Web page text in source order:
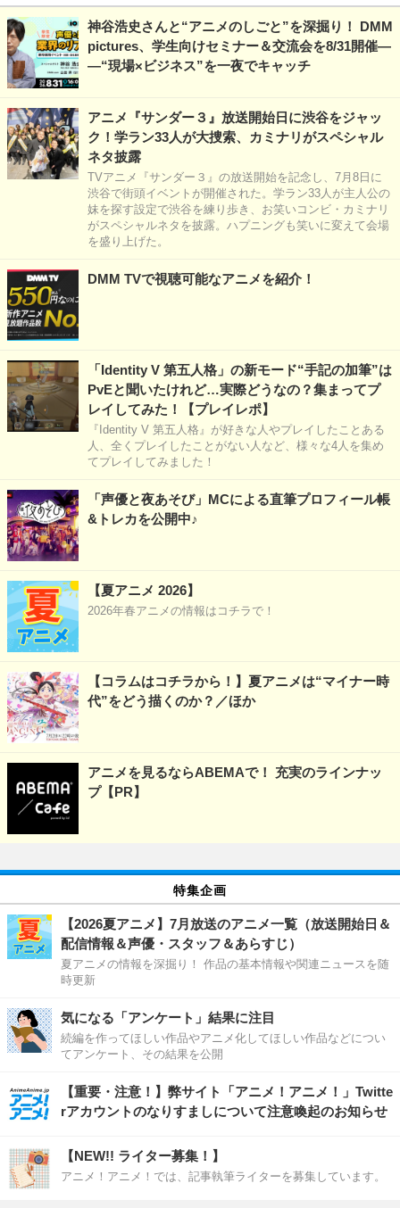
神谷浩史さんと“アニメのしごと”を深掘り！ DMM
pictures、学生向けセミナー＆交流会を8/31開催―
―“現場×ビジネス”を一夜でキャッチ
アニメ『サンダー３』放送開始日に渋谷をジャッ
ク！学ラン33人が大捜索、カミナリがスペシャル
ネタ披露
TVアニメ『サンダー３』の放送開始を記念し、7月8日に
渋谷で街頭イベントが開催された。学ラン33人が主人公の
妹を探す設定で渋谷を練り歩き、お笑いコンビ・カミナリ
がスペシャルネタを披露。ハプニングも笑いに変えて会場
を盛り上げた。
DMM TVで視聴可能なアニメを紹介！
「Identity V 第五人格」の新モード“手記の加筆”は
PvEと聞いたけれど…実際どうなの？集まってプ
レイしてみた！【プレイレポ】
『Identity V 第五人格』が好きな人やプレイしたことある
人、全くプレイしたことがない人など、様々な4人を集め
てプレイしてみました！
「声優と夜あそび」MCによる直筆プロフィール帳
&トレカを公開中♪
【夏アニメ 2026】
2026年春アニメの情報はコチラで！
【コラムはコチラから！】夏アニメは“マイナー時
代”をどう描くのか？／ほか
アニメを見るならABEMAで！ 充実のラインナッ
プ【PR】
特集企画
【2026夏アニメ】7月放送のアニメ一覧（放送開始日＆
配信情報＆声優・スタッフ＆あらすじ）
夏アニメの情報を深掘り！ 作品の基本情報や関連ニュースを随
時更新
気になる「アンケート」結果に注目
続編を作ってほしい作品やアニメ化してほしい作品などについ
てアンケート、その結果を公開
【重要・注意！】弊サイト「アニメ！アニメ！」Twitte
rアカウントのなりすましについて注意喚起のお知らせ
【NEW!! ライター募集！】
アニメ！アニメ！では、記事執筆ライターを募集しています。